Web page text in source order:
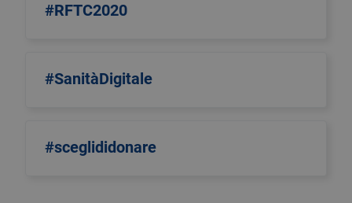
#RFTC2020
#SanitàDigitale
#sceglididonare